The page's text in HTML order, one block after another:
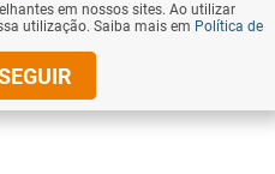
TOPO
em nossos sites. Ao utilizar
utilização. Saiba mais em Política de